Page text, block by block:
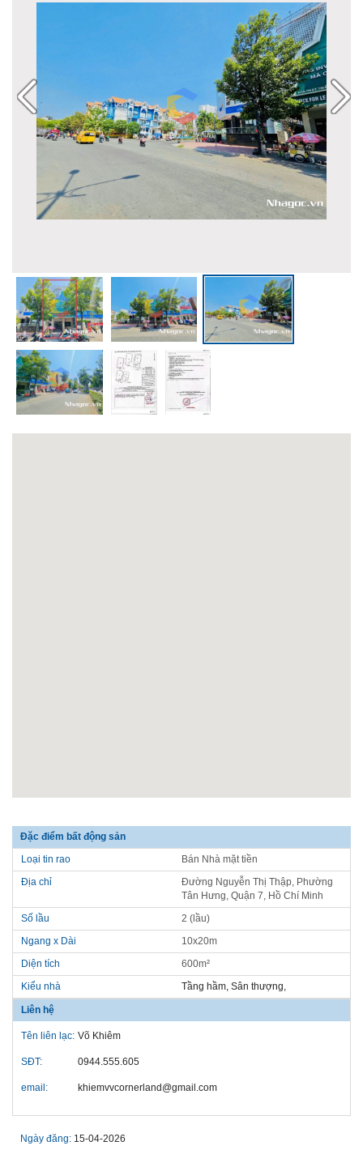
Đặc điểm bất động sản
Loại tin rao
Bán Nhà mặt tiền
Địa chỉ
Đường Nguyễn Thị Thập, Phường
Tân Hưng, Quận 7, Hồ Chí Minh
Số lầu
2 (lầu)
Ngang x Dài
10x20m
Diện tích
600m²
Kiểu nhà
Tầng hầm, Sân thượng,
Liên hệ
Tên liên lạc: Võ Khiêm
SĐT: 0944.555.605
email: khiemvvcornerland@gmail.com
Ngày đăng: 15-04-2026